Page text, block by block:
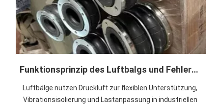
Funktionsprinzip des Luftbalgs und Fehlerverhütung
Luftbälge nutzen Druckluft zur flexiblen Unterstützung,
Vibrationsisolierung und Lastanpassung in industriellen